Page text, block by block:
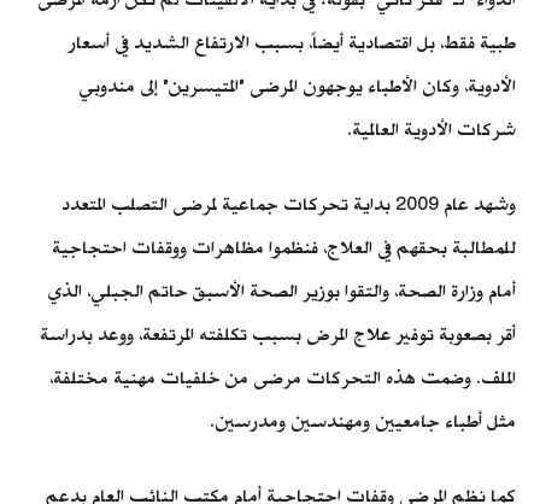
طبية فقط، بل اقتصادية أيضاً، بسبب الارتفاع الشديد في أسعار
الأدوية، وكان الأطباء يوجهون المرضى "المتيسرين" إلى مندوبي
شركات الأدوية العالمية.
وشهد عام 2009 بداية تحركات جماعية لمرضى التصلب المتعدد
للمطالبة بحقهم في العلاج، فنظموا مظاهرات ووقفات احتجاجية
أمام وزارة الصحة، والتقوا بوزير الصحة الأسبق حاتم الجبلي، الذي
أقر بصعوبة توفير علاج المرض بسبب تكلفته المرتفعة، ووعد بدراسة
الملف. وضمت هذه التحركات مرضى من خلفيات مهنية مختلفة،
مثل أطباء جامعيين ومهندسين ومدرسين.
كما نظم المرضى وقفات احتجاجية أمام مكتب النائب العام بدعم